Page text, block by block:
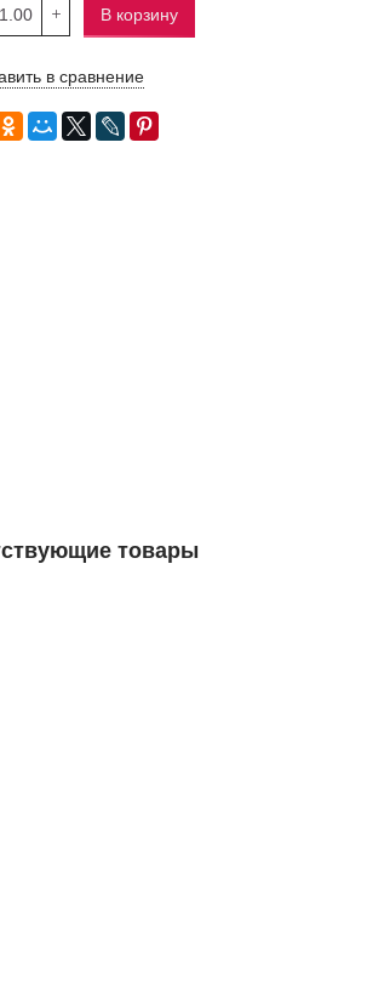
В корзину
в сравнение
товары